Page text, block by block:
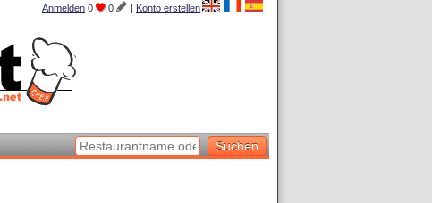
Anmelden 0 0 | Konto erstellen